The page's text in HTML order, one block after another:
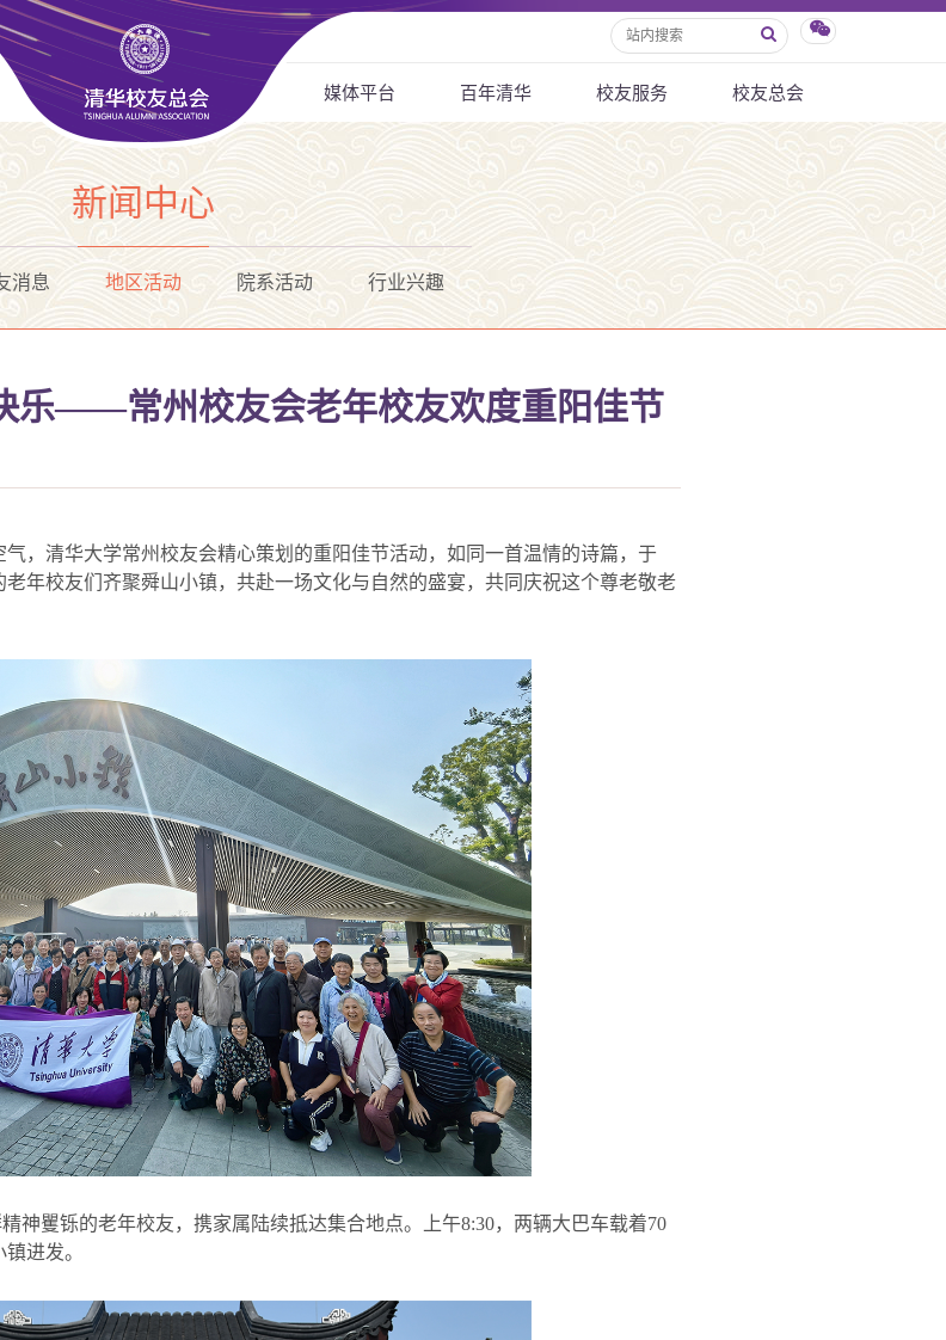
媒体平台 百年清华 校友服务 校友总会
新闻中心
消息 地区活动 院系活动 行业兴趣
乐——常州校友会老年校友欢度重阳佳节
，清华大学常州校友会精心策划的重阳佳节活动，如同一首温情的诗篇，于
老年校友们齐聚舜山小镇，共赴一场文化与自然的盛宴，共同庆祝这个尊老敬老
精神矍铄的老年校友，携家属陆续抵达集合地点。上午8:30，两辆大巴车载着70
进发。